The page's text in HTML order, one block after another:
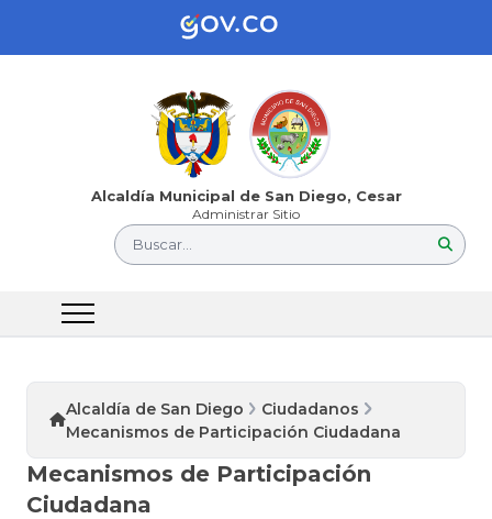
Alcaldía Municipal de San Diego, Cesar
Administrar Sitio
Buscar...
Alcaldía de San Diego
Ciudadanos
Mecanismos de Participación Ciudadana
Mecanismos de Participación
Ciudadana